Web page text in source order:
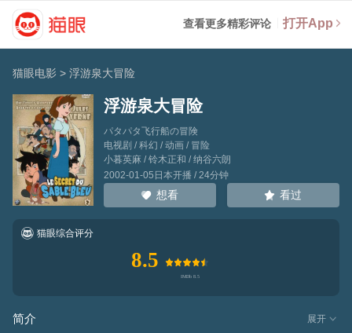
查看更多精彩评论 打开App
猫眼电影 >浮游泉大冒险
浮游泉大冒险
パタパタ飞行船の冒険
电视剧 / 科幻 / 动画 / 冒险
小暮英麻 /铃木正和 /纳谷六朗
2002-01-05日本开播 / 24分钟
想看 看过
猫眼综合评分
8.5
简介 展开